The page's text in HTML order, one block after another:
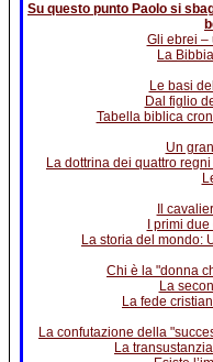
Su questo punto Paolo si
Gli ebrei –
La
Le basi
Dal figlio
Tabella biblica
Un
La dottrina dei quattro
Il
I primi
La storia del mondo:
Chi è la "donna
La
La fede
La confutazione della
La